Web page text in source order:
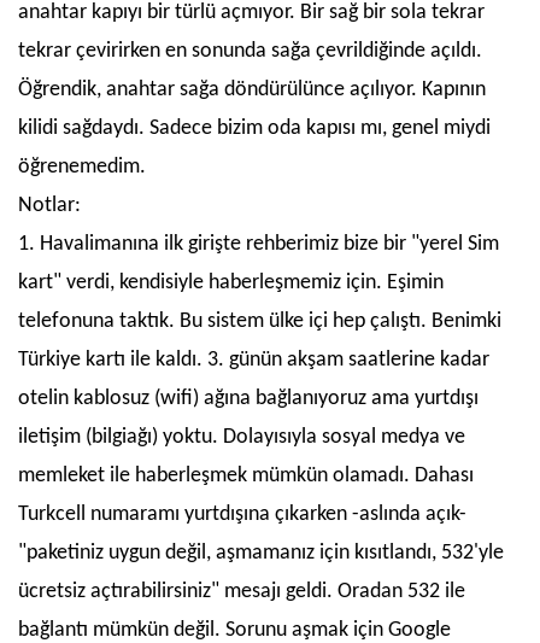
anahtar kapıyı bir türlü açmıyor. Bir sağ bir sola tekrar
tekrar çevirirken en sonunda sağa çevrildiğinde açıldı.
Öğrendik, anahtar sağa döndürülünce açılıyor. Kapının
kilidi sağdaydı. Sadece bizim oda kapısı mı, genel miydi
öğrenemedim.
Notlar:
1. Havalimanına ilk girişte rehberimiz bize bir "yerel Sim
kart" verdi, kendisiyle haberleşmemiz için. Eşimin
telefonuna taktık. Bu sistem ülke içi hep çalıştı. Benimki
Türkiye kartı ile kaldı. 3. günün akşam saatlerine kadar
otelin kablosuz (wifi) ağına bağlanıyoruz ama yurtdışı
iletişim (bilgiağı) yoktu. Dolayısıyla sosyal medya ve
memleket ile haberleşmek mümkün olamadı. Dahası
Turkcell numaramı yurtdışına çıkarken -aslında açık-
"paketiniz uygun değil, aşmamanız için kısıtlandı, 532'yle
ücretsiz açtırabilirsiniz" mesajı geldi. Oradan 532 ile
bağlantı mümkün değil. Sorunu aşmak için Google